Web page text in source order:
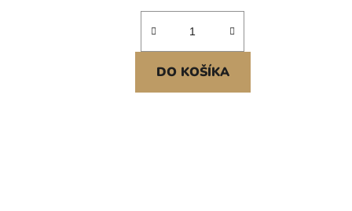
DO KOŠÍKA